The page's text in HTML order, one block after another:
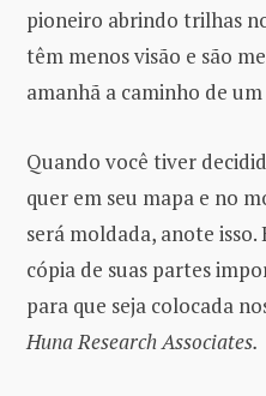
pioneiro abrindo trilhas
têm menos visão e são
amanhã a caminho de
Quando você tiver
quer em seu mapa e no
será moldada, anote isso.
cópia de suas partes
para que seja colocada
Huna Research Associates.